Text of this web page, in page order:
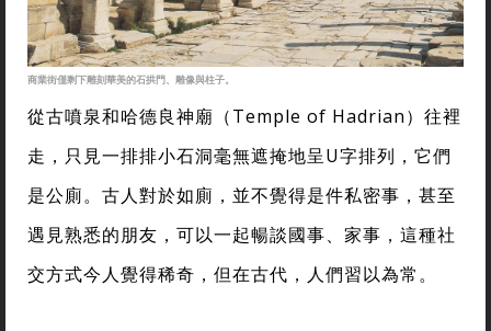
商業街僅剩下雕刻華美的石拱門、雕像與柱子。
從古噴泉和哈德良神廟（Temple of Hadrian）往裡
走，只見一排排小石洞毫無遮掩地呈U字排列，它們
是公廁。古人對於如廁，並不覺得是件私密事，甚至
遇見熟悉的朋友，可以一起暢談國事、家事，這種社
交方式今人覺得稀奇，但在古代，人們習以為常。